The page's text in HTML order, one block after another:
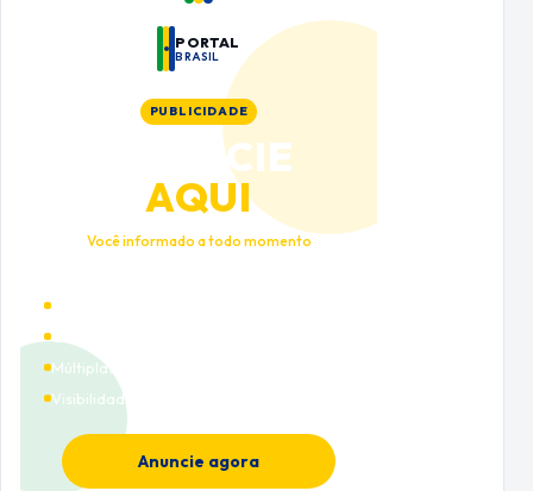
PORTAL
BRASIL
PUBLICIDADE
ANUNCIE
AQUI
Você informado a todo momento
Múltiplas categorias
Visibilidade premium
Anuncie agora